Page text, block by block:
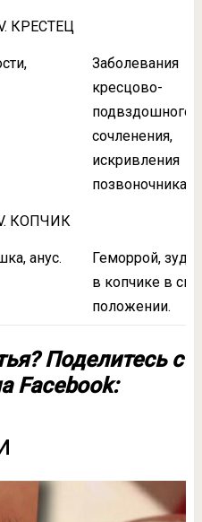
КРЕСТЕЦ
Заболевания
кресцово-
подвздошного
сочленения,
искривления
позвоночника.
КОПЧИК
анус.
Геморрой, зуд,
в копчике в
положении.
Поделитесь с
Facebook: